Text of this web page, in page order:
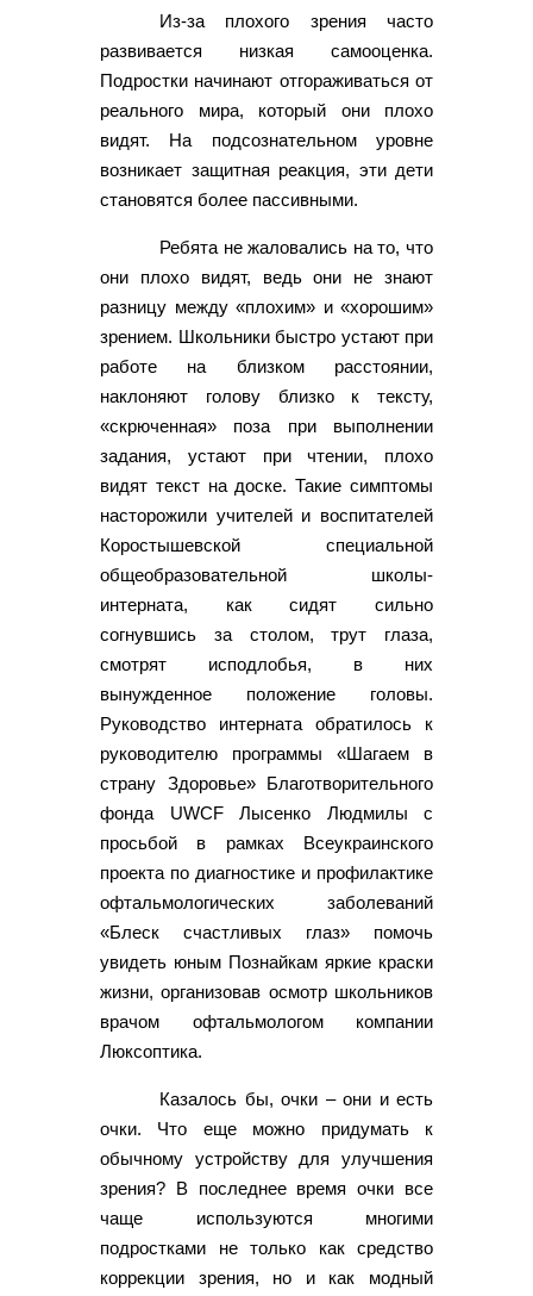
Из-за плохого зрения часто
развивается низкая самооценка.
Подростки начинают отгораживаться от
реального мира, который они плохо
видят. На подсознательном уровне
возникает защитная реакция, эти дети
становятся более пассивными.
Ребята не жаловались на то, что
они плохо видят, ведь они не знают
разницу между «плохим» и «хорошим»
зрением. Школьники быстро устают при
работе на близком расстоянии,
наклоняют голову близко к тексту,
«скрюченная» поза при выполнении
задания, устают при чтении, плохо
видят текст на доске. Такие симптомы
насторожили учителей и воспитателей
Коростышевской специальной
общеобразовательной школы-
интерната, как сидят сильно
согнувшись за столом, трут глаза,
смотрят исподлобья, в них
вынужденное положение головы.
Руководство интерната обратилось к
руководителю программы «Шагаем в
страну Здоровье» Благотворительного
фонда UWCF Лысенко Людмилы с
просьбой в рамках Всеукраинского
проекта по диагностике и профилактике
офтальмологических заболеваний
«Блеск счастливых глаз» помочь
увидеть юным Познайкам яркие краски
жизни, организовав осмотр школьников
врачом офтальмологом компании
Люксоптика.
Казалось бы, очки – они и есть
очки. Что еще можно придумать к
обычному устройству для улучшения
зрения? В последнее время очки все
чаще используются многими
подростками не только как средство
коррекции зрения, но и как модный